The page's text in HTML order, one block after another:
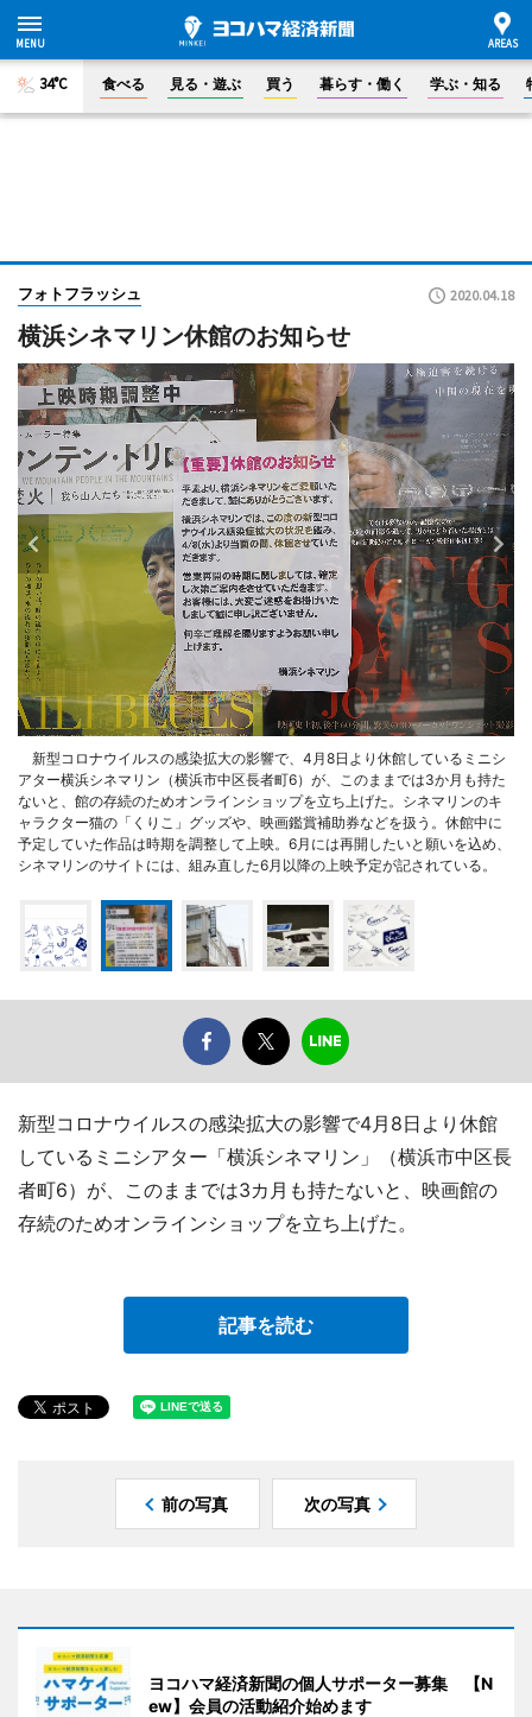
34°C 食べる 見る・遊ぶ 買う 暮らす・働く 学ぶ・知る
フォトフラッシュ 2020.04.18
横浜シネマリン休館のお知らせ
新型コロナウイルスの感染拡大の影響で、4月8日より休館しているミニシ
アター横浜シネマリン（横浜市中区長者町6）が、このままでは3か月も持た
ないと、館の存続のためオンラインショップを立ち上げた。シネマリンのキ
ャラクター猫の「くりこ」グッズや、映画鑑賞補助券などを扱う。休館中に
予定していた作品は時期を調整して上映。6月には再開したいと願いを込め、
シネマリンのサイトには、組み直した6月以降の上映予定が記されている。
新型コロナウイルスの感染拡大の影響で4月8日より休館
しているミニシアター「横浜シネマリン」（横浜市中区長
者町6）が、このままでは3カ月も持たないと、映画館の
存続のためオンラインショップを立ち上げた。
記事を読む
前の写真 次の写真
ヨコハマ経済新聞の個人サポーター募集 【N
ew】会員の活動紹介始めます